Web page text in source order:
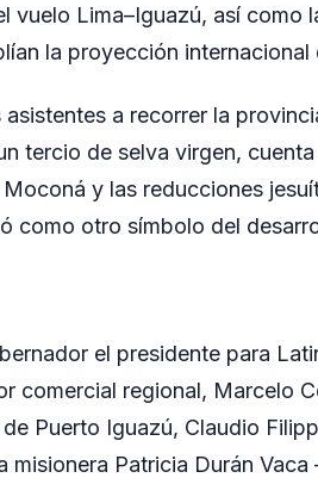
vuelo Lima–Iguazú, así
la proyección internacional
a recorrer la
tercio de selva virgen,
y las reducciones
como otro símbolo del
el presidente para
comercial regional, Marcelo
Puerto Iguazú, Claudio
misionera Patricia Durán